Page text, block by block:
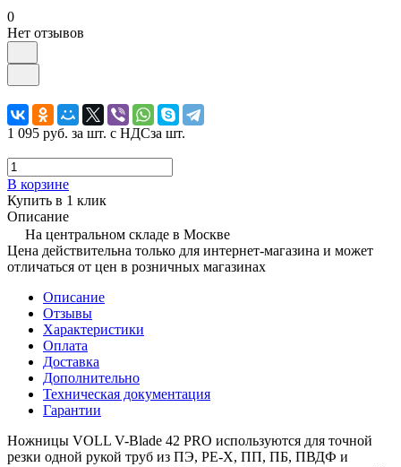
0
Нет отзывов
1 095 руб. за шт. с НДСза шт.
В корзине
Купить в 1 клик
Описание
На центральном складе в Москве
Цена действительна только для интернет-магазина и может
отличаться от цен в розничных магазинах
Описание
Отзывы
Характеристики
Оплата
Доставка
Дополнительно
Техническая документация
Гарантии
Ножницы VOLL V-Blade 42 PRO используются для точной
резки одной рукой труб из ПЭ, РЕ-Х, ПП, ПБ, ПВДФ и